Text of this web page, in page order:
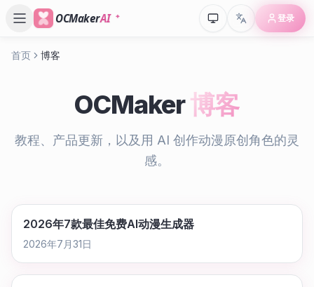
OCMakerAI 登录
首页 博客
OCMaker博客
教程、产品更新，以及用 AI 创作动漫原创角色的灵
感。
2026年7款最佳免费AI动漫生成器
2026年7月31日